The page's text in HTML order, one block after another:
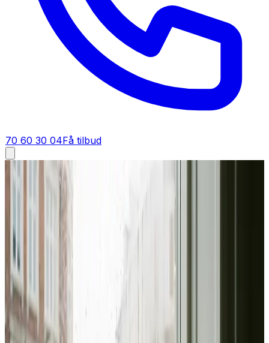
70 60 30 04Få tilbud
Industriventilation i
Industriventilation i Hornbæk
I Hornbæk leverer vi ventilation til erhverv og industri
fra ende til anden: behovsanalyse, dimensionering,
montering af store anlæg og fast serviceaftale. Altid med
dokumenterede luftmængder.